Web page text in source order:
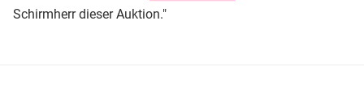
Schirmherr dieser Auktion."